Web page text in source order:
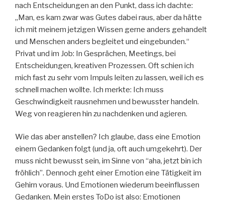
nach Entscheidungen an den Punkt, dass ich dachte:
„Man, es kam zwar was Gutes dabei raus, aber da hätte
ich mit meinem jetzigen Wissen gerne anders gehandelt
und Menschen anders begleitet und eingebunden.“
Privat und im Job: In Gesprächen, Meetings, bei
Entscheidungen, kreativen Prozessen. Oft schien ich
mich fast zu sehr vom Impuls leiten zu lassen, weil ich es
schnell machen wollte. Ich merkte: Ich muss
Geschwindigkeit rausnehmen und bewusster handeln.
Weg von reagieren hin zu nachdenken und agieren.
Wie das aber anstellen? Ich glaube, dass eine Emotion
einem Gedanken folgt (und ja, oft auch umgekehrt). Der
muss nicht bewusst sein, im Sinne von “aha, jetzt bin ich
fröhlich”. Dennoch geht einer Emotion eine Tätigkeit im
Gehirn voraus. Und Emotionen wiederum beeinflussen
Gedanken. Mein erstes ToDo ist also: Emotionen